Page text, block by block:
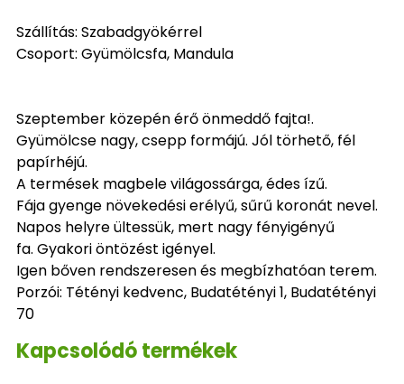
Szállítás: Szabadgyökérrel
Csoport: Gyümölcsfa, Mandula
Szeptember közepén érő önmeddő fajta!.
Gyümölcse nagy, csepp formájú. Jól törhető, fél
papírhéjú.
A termések magbele világossárga, édes ízű.
Fája gyenge növekedési erélyű, sűrű koronát nevel.
Napos helyre ültessük, mert nagy fényigényű
fa. Gyakori öntözést igényel.
Igen bőven rendszeresen és megbízhatóan terem.
Porzói: Tétényi kedvenc, Budatétényi 1, Budatétényi
70
Kapcsolódó termékek